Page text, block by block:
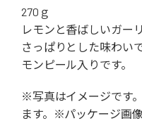
270ｇ
レモンと香ばしいガー
さっぱりとした味わい
モンピール入りです。
※写真はイメージです
ます。※パッケージ画